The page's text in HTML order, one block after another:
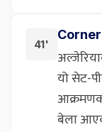
41'
यो सेट-
बेला